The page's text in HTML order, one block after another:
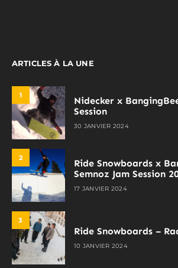
ARTICLES À LA UNE
1
Nidecker x
Session
30 JANVIER 2024
2
Ride Snowboards x
Semnoz Jam Session
17 JANVIER 2024
3
Ride Snowboards –
10 JANVIER 2024